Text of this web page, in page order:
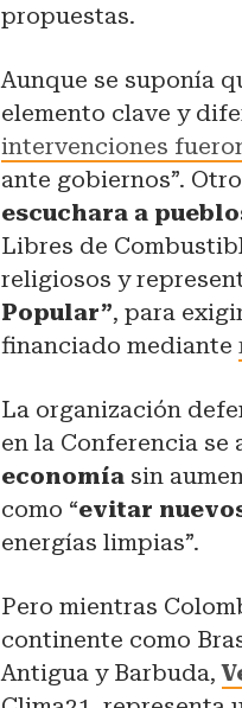
propuestas.
Aunque se suponía
elemento clave y
intervenciones
ante gobiernos”.
escuchara a
Libres de
religiosos y
Popular”, para
financiado mediante
La organización
en la Conferencia se
economía sin
como “evitar
energías limpias”.
Pero mientras
continente como
Antigua y Barbuda,